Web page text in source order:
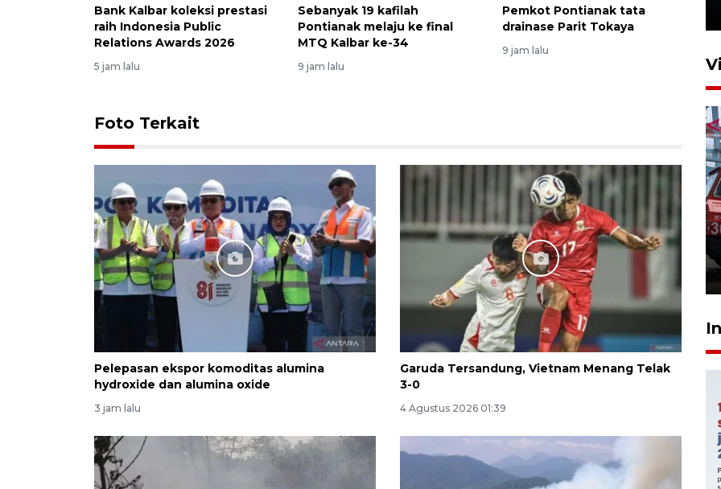
Bank Kalbar koleksi prestasi
raih Indonesia Public
Relations Awards 2026
5 jam lalu
Sebanyak 19 kafilah
Pontianak melaju ke final
MTQ Kalbar ke-34
9 jam lalu
Pemkot Pontianak tata
drainase Parit Tokaya
9 jam lalu
Foto Terkait
Pelepasan ekspor komoditas alumina
hydroxide dan alumina oxide
3 jam lalu
Garuda Tersandung, Vietnam Menang Telak
3-0
4 Agustus 2026 01:39
30 Juli 2026 09:29
Pontianak alokasikan
anggaran khusus anak
penderita kanker dan jantung
23 Juli 2026 19:17